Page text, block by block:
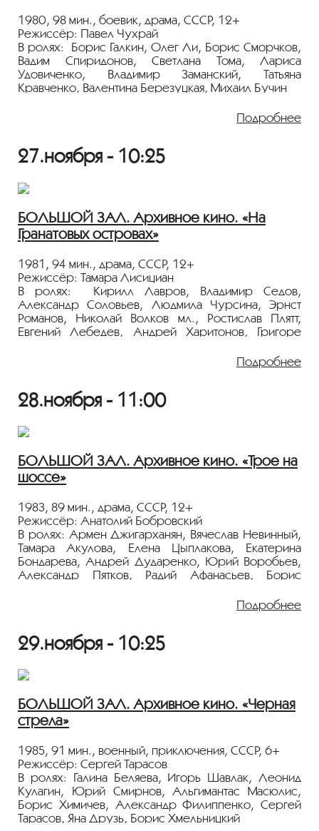
Показ пройдёт с плёнки 35 мм из коллекции
Госфильмофонда России.
Лента представлена в рамках программы
«ПЕРСОНА. Михаил Ардабьевский».
1980, 98 мин., боевик, драма, СССР, 12+
Режиссёр: Павел Чухрай
В ролях: Борис Галкин, Олег Ли, Борис Сморчков,
Вадим Спиридонов, Светлана Тома, Лариса
Удовиченко, Владимир Заманский, Татьяна
Кравченко, Валентина Березуцкая, Михаил Бучин
Конец 70-х, Дальний Восток. Пограничная застава
на острове в Тихом океане. Во время шторма
Благородный поступок пограничников
оборачивается международным конфликтом - в те
времена в Китае миролюбивое отношение к СССР
мягко говоря не приветствовалось. Китайцы,
опасаясь маодзедуновских репрессий на родине,
обвиняют русских в насильственном захвате их
шхуны...
Показ пройдет с пленки 35 мм из коллекции
Госфильмофонда России.
Лента представлена в рамках программы
«ПЕРСОНА. Михаил Ардабьевский».
Подробнее
27.ноября - 10:25
БОЛЬШОЙ ЗАЛ. Архивное кино. «На
Гранатовых островах»
1981, 94 мин., драма, СССР, 12+
Режиссёр: Тамара Лисициан
В ролях: Кирилл Лавров, Владимир Седов,
Александр Соловьев, Людмила Чурсина, Эрнст
Романов, Николай Волков мл., Ростислав Плятт,
Евгений Лебедев, Андрей Харитонов, Григоре
В стране, носящей название Республики на
ставшие предметом интересов США. В
суверенном государстве высаживается военно-
морской десант с целью захватить нефтяные
запасы, засланы агенты ЦРУ. Мужественные
журналисты ООН разоблачают эту акцию и
оповещают о ней весь мир...
Госфильмофонда России.
Лента представлена в рамках программы
«ПЕРСОНА. Михаил Ардабьевский».
Подробнее
28.ноября - 11:00
БОЛЬШОЙ ЗАЛ. Архивное кино. «Трое на
шоссе»
1983, 89 мин., драма, СССР, 12+
Режиссёр: Анатолий Бобровский
В ролях: Армен Джигарханян, Вячеслав Невинный,
Тамара Акулова, Елена Цыплакова, Екатерина
Бондарева, Андрей Дударенко, Юрий Воробьев,
Александр Пятков, Радий Афанасьев, Борис
Старые друзья Виктор Карцев и Сергей Пушкарев -
пути. Им предстоит путь из Москвы в Закарпатье. С
героями происходит много разных происшествий,
а также серьезная ссора, закончившаяся
трагически.
Показ пройдёт с плёнки 35 мм из коллекции
Госфильмофонда России.
Лента представлена в рамках программы
«ПЕРСОНА. Михаил Ардабьевский».
Подробнее
29.ноября - 10:25
БОЛЬШОЙ ЗАЛ. Архивное кино. «Черная
стрела»
1985, 91 мин., военный, приключения, СССР, 6+
Режиссёр: Сергей Тарасов
В ролях: Галина Беляева, Игорь Шавлак, Леонид
Кулагин, Юрий Смирнов, Альгимантас Масюлис,
Борис Химичев, Александр Филиппенко, Сергей
Тарасов, Яна Друзь, Борис Хмельницкий